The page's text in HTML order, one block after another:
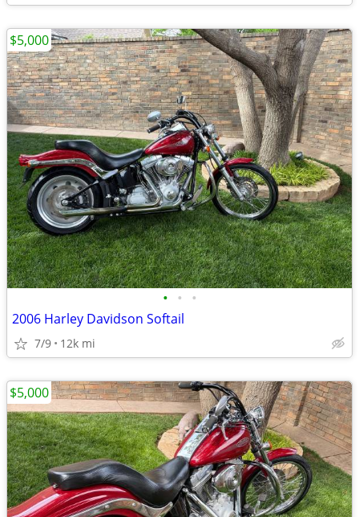
• • •
2006 Harley Davidson Softail
7/9 12k mi
$5,000
$5,000